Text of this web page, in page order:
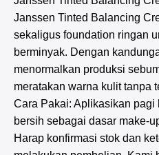
Janssen Tinted Balancing
sekaligus foundation ringan
berminyak. Dengan
menormalkan produksi
meratakan warna kulit tanpa
Cara Pakai: Aplikasikan pagi
bersih sebagai dasar make-
Harap konfirmasi stok dan